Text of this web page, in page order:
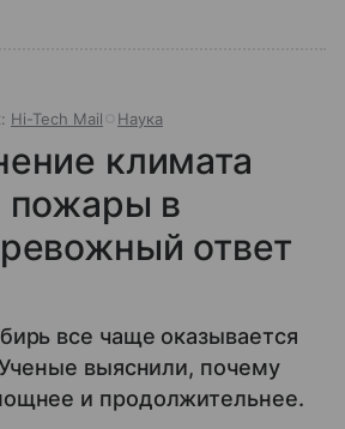
Hi-Tech Mail Наука
климата
пожары в
ответ
все чаще оказывается
выяснили, почему
и продолжительнее.